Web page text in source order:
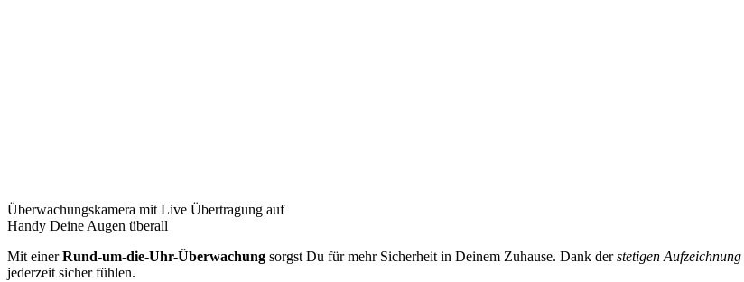
Überwachungskamera mit Live Übertragung auf
Handy Deine Augen überall
Mit einerRund-um-die-Uhr-Überwachung sorgst Du für mehr Sicherheit in Deinem Zuhause. Dank derstetigen Aufzeichnung
jederzeit sicher fühlen.